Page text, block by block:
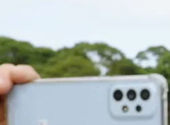
Jesús Calleja: “Es
aventuras las hacíamos
integra en un pueblo de
lágrimas en la despedida: